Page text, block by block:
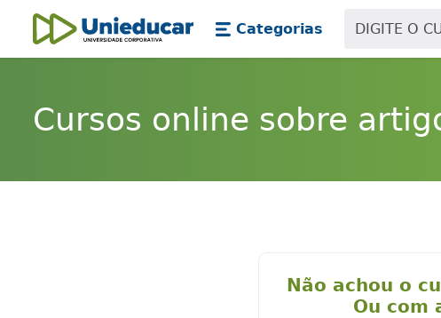
Skip main navigation
Skip to main content
Unieducar
Categorias
Cursos online sobre
Não achou o
Ou com